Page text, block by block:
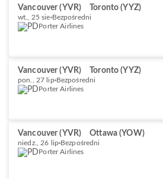
Vancouver (YVR) Toronto (YYZ)
wt., 25 sie Bezpośredni
Porter Airlines
Vancouver (YVR) Toronto (YYZ)
pon., 27 lip Bezpośredni
Porter Airlines
Vancouver (YVR) Ottawa (YOW)
niedz., 26 lip Bezpośredni
Porter Airlines